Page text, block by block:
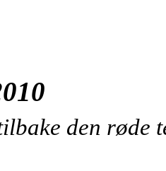
den røde